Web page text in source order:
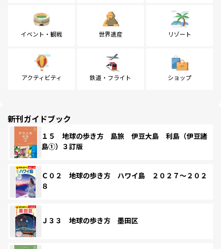
イベント・観戦 世界遺産 リゾート
アクティビティ 鉄道・フライト ショップ
新刊ガイドブック
１５ 地球の歩き方 島旅 伊豆大島 利島（伊豆諸
島①）３訂版
Ｃ０２ 地球の歩き方 ハワイ島 ２０２７～２０２
８
Ｊ３３ 地球の歩き方 墨田区